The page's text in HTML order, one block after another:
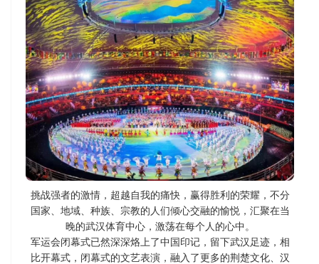
挑战强者的激情，超越自我的痛快，赢得胜利的荣耀，不分
国家、地域、种族、宗教的人们倾心交融的愉悦，汇聚在当
晚的武汉体育中心，激荡在每个人的心中。
军运会闭幕式已然深深烙上了中国印记，留下武汉足迹， 相
比开幕式，闭幕式的文艺表演，融入了更多的荆楚文化、汉